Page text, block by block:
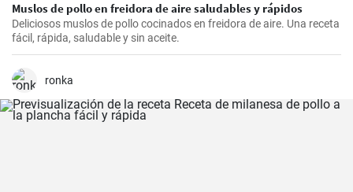
Muslos de pollo en freidora de aire saludables y rápidos
Deliciosos muslos de pollo cocinados en freidora de aire. Una receta
fácil, rápida, saludable y sin aceite.
ronka